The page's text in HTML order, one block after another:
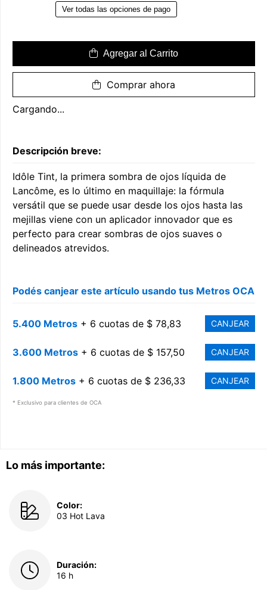
Lo más importante:
Color:
03 Hot Lava
Duración:
16 h
Ver todas las opciones de pago
Agregar al Carrito
Comprar ahora
Cargando...
Descripción breve:
Idôle Tint, la primera sombra de ojos líquida de
Lancôme, es lo último en maquillaje: la fórmula
versátil que se puede usar desde los ojos hasta las
mejillas viene con un aplicador innovador que es
perfecto para crear sombras de ojos suaves o
delineados atrevidos.
Podés canjear este artículo usando tus Metros OCA
5.400 Metros + 6 cuotas de $ 78,83 CANJEAR
3.600 Metros + 6 cuotas de $ 157,50 CANJEAR
1.800 Metros + 6 cuotas de $ 236,33 CANJEAR
* Exclusivo para clientes de OCA